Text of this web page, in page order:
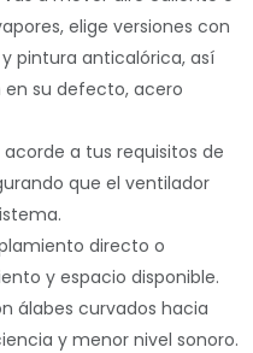
elige versiones con
pintura anticalórica, así
su defecto, acero
a tus requisitos de
que el ventilador
directo o
y espacio disponible.
álabes curvados hacia
y menor nivel sonoro.